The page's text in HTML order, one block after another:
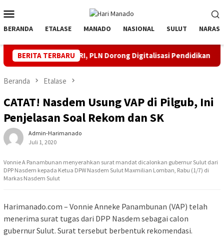
ke
kontenMobile
BERANDA ETALASE MANADO NASIONAL SULUT NARASI
BERITA TERBARU
ke 81 RI, PLN Dorong Digitalisasi Pendidikan di SMPN1 Palu
Beranda Etalase
CATAT! Nasdem Usung VAP di Pilgub, Ini
Penjelasan Soal Rekom dan SK
Admin-Harimanado
Juli 1, 2020
Vonnie A Panambunan menyerahkan surat mandat dicalonkan gubernur Sulut dari
DPP Nasdem kepada Ketua DPW Nasdem Sulut Maxmilian Lomban, Rabu (1/7) di
Markas Nasdem Sulut
Harimanado.com – Vonnie Anneke Panambunan (VAP) telah
menerima surat tugas dari DPP Nasdem sebagai calon
gubernur Sulut. Surat tersebut berbentuk rekomendasi.